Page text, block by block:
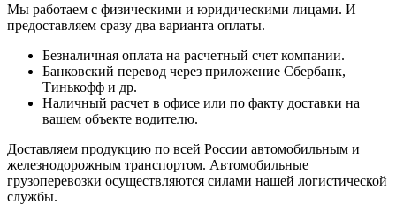
Мы работаем с физическими и юридическими лицами. И
предоставляем сразу два варианта оплаты.
Безналичная оплата на расчетный счет компании.
Банковский перевод через приложение Сбербанк,
Тинькофф и др.
Наличный расчет в офисе или по факту доставки на
вашем объекте водителю.
Доставляем продукцию по всей России автомобильным и
железнодорожным транспортом. Автомобильные
грузоперевозки осуществляются силами нашей логистической
службы.